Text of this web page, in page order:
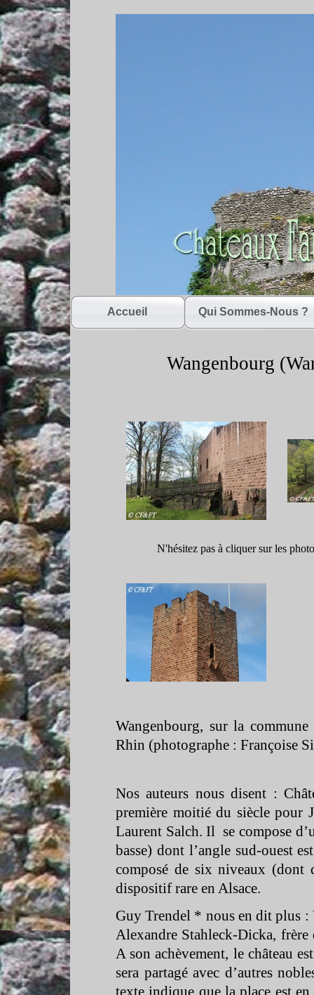
Accueil Qui Sommes-Nous ?
Wangenbourg
N'hésitez pas à cliquer sur les
Wangenbourg, sur la
Rhin (photographe : Françoise
Nos auteurs nous disent :
première moitié du siècle pour
Laurent Salch. Il se compose
basse) dont l’angle sud-ouest
composé de six niveaux (dont
dispositif rare en Alsace.
Guy Trendel * nous en dit plus :
Alexandre Stahleck-Dicka, frère
A son achèvement, le château
sera partagé avec d’autres
texte indique que la place est